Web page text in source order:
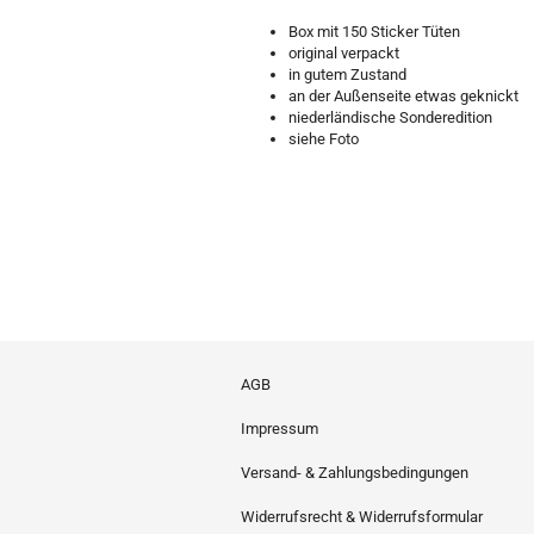
Box mit 150 Sticker Tüten
original verpackt
in gutem Zustand
an der Außenseite etwas geknickt
niederländische Sonderedition
siehe Foto
AGB
Impressum
Versand- & Zahlungsbedingungen
Widerrufsrecht & Widerrufsformular